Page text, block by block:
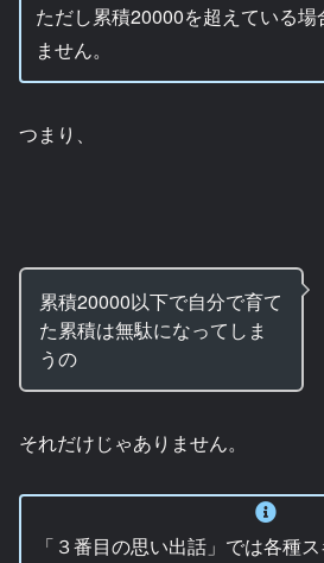
ただし累積20000を超えている場
ません。
つまり、
累積20000以下で自分で育て
た累積は無駄になってしま
うの
それだけじゃありません。
「３番目の思い出話」では各種